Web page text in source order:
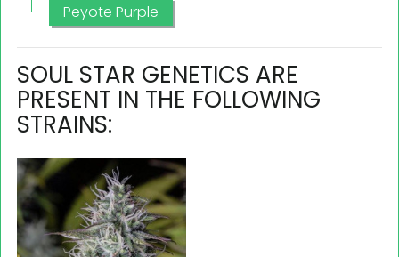
Peyote Purple
SOUL STAR GENETICS ARE
PRESENT IN THE FOLLOWING
STRAINS: